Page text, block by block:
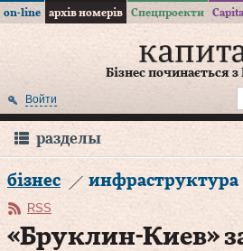
on-line архів номерів Спецпроекти
Бізнес починається з
Войти
разделы
бізнес инфраструктура
RSS
«Бруклин-Киев»